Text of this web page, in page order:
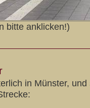
bitte anklicken!)
in Münster, und